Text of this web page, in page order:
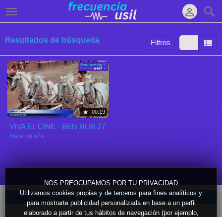
NOS PREOCUPAMOS POR TU PRIVACIDAD
Utilizamos cookies propias y de terceros para fines analíticos y
para mostrarte publicidad personalizada en base a un perfil
elaborado a partir de tus hábitos de navegación (por ejemplo,
Filtros
Resultados de búsqueda
Ordenar por:
00:19
VIVA EL CINE - BEN HUR 27
Hace un año
Podcast